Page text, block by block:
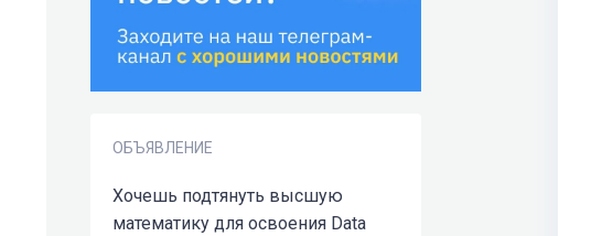
ОБЪЯВЛЕНИЕ
Хочешь подтянуть высшую
математику для освоения Data